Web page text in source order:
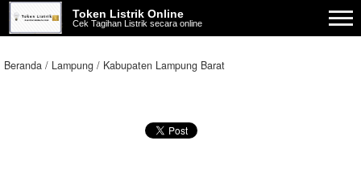
Token Listrik Online
Cek Tagihan Listrik secara online
Beranda Lampung Kabupaten Lampung Barat